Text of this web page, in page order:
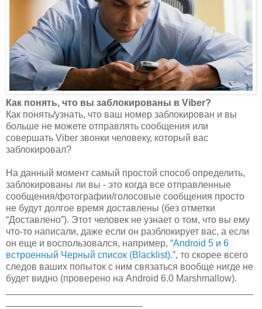
Как понять, что вы заблокированы в Viber?
Как понять/узнать, что ваш номер заблокирован и вы
больше не можете отправлять сообщения или
совершать Viber звонки человеку, который вас
заблокировал?
На данный момент самый простой способ определить,
заблокированы ли вы - это когда все отправленные
сообщения/фотографии/голосовые сообщения просто
не будут долгое время доставлены (без отметки
“Доставлено”). Этот человек не узнает о том, что вы ему
что-то написали, даже если он разблокирует вас, а если
он еще и воспользовался, например, “Android 5 и 6
встроенный Черный список (Blacklist).”, то скорее всего
следов ваших попыток с ним связаться вообще нигде не
будет видно (проверено на Android 6.0 Marshmallow).